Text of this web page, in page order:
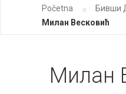
Početna » Бивши
Милан Весковић
Милан